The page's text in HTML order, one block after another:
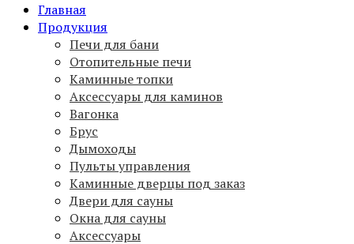
PAL
Печи для бани PAL, вагонка, брус, дымоходы,
аксессуары
Главная
Продукция
Печи для бани
Отопительные печи
Каминные топки
Аксессуары для каминов
Вагонка
Брус
Дымоходы
Пульты управления
Каминные дверцы под заказ
Двери для сауны
Окна для сауны
Аксессуары